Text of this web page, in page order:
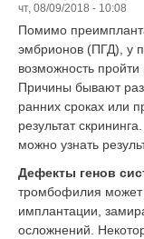
чт, 08/09/2018 - 10:08
Помимо
эмбрионов (ПГД), у
возможность пройти
Причины бывают
ранних сроках или
результат
можно узнать
Дефекты генов
тромбофилия может
имплантации,
осложнений.